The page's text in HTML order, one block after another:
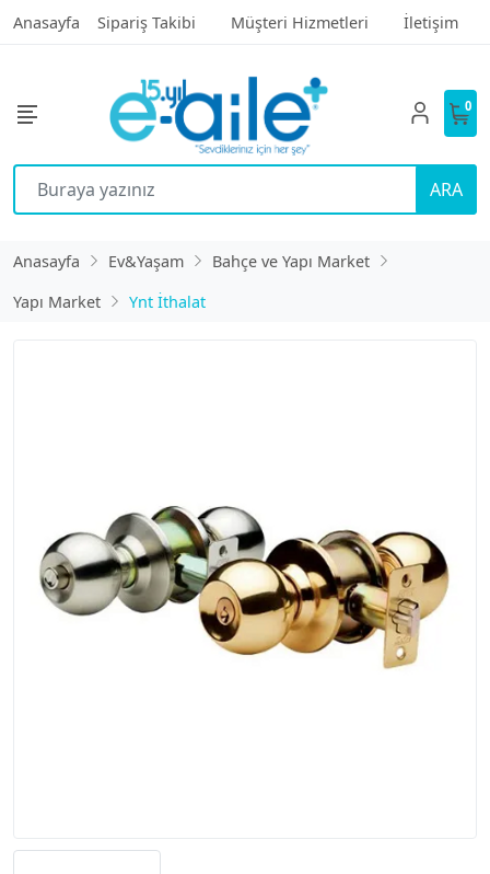
Anasayfa Sipariş Takibi Müşteri Hizmetleri İletişim
ARA
0
Anasayfa Ev&Yaşam
Bahçe ve Yapı Market
Yapı Market
Ynt İthalat